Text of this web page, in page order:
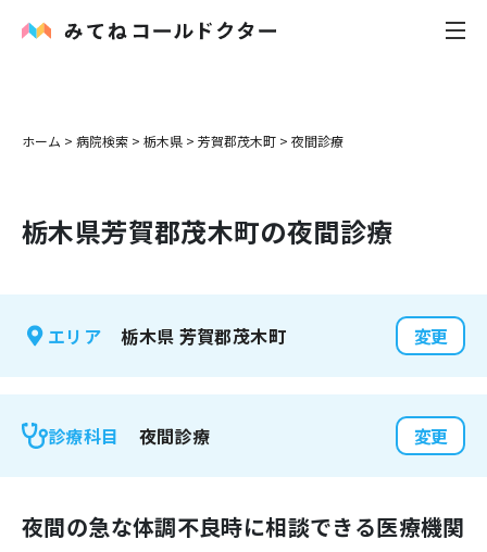
内科
花粉症
感染症
よくあるご質問
ホーム > 病院検索 > 栃木県 > 芳賀郡茂木町 > 夜間診療
栃木県芳賀郡茂木町の夜間診療
エリア 栃木県 芳賀郡茂木町 変更
診療科目 夜間診療 変更
夜間の急な体調不良時に相談できる医療機関